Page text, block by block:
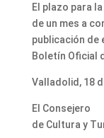
El plazo para
de un mes a
publicación de
Boletín Oficial
Valladolid, 18
El Consejero
de Cultura y